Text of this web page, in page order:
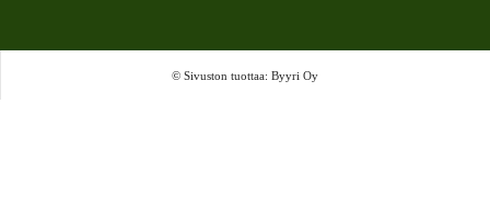
© Sivuston tuottaa: Byyri Oy